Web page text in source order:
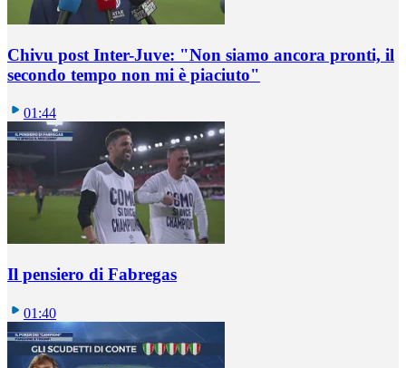
Chivu post Inter-Juve: "Non siamo ancora pronti, il
secondo tempo non mi è piaciuto"
01:44
Il pensiero di Fabregas
01:40